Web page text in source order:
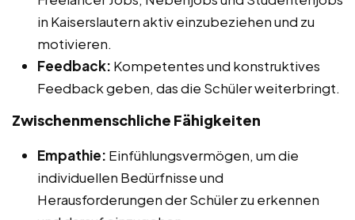
in Kaiserslautern aktiv einzubeziehen und zu
motivieren.
Feedback: Kompetentes und konstruktives
Feedback geben, das die Schüler weiterbringt.
Zwischenmenschliche Fähigkeiten
Empathie: Einfühlungsvermögen, um die
individuellen Bedürfnisse und
Herausforderungen der Schüler zu erkennen